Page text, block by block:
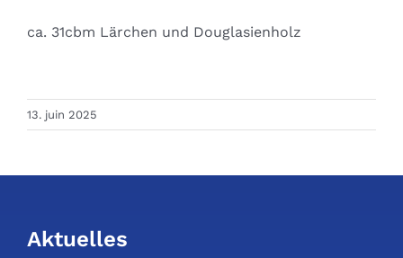
ca. 31cbm Lärchen und Douglasienholz
13. juin 2025
Aktuelles